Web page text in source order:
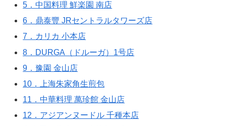
5．中国料理 鮮楽園 南店
6．鼎泰豐 JRセントラルタワーズ店
7．カリカ 小本店
8．DURGA（ドルーガ）1号店
9．豫園 金山店
10．上海朱家角生煎包
11．中華料理 萬珍館 金山店
12．アジアンヌードル 千種本店